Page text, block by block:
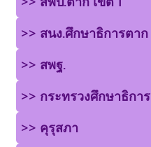
>> สนง.ศึกษาธิการตาก
>> สพฐ.
>> กระทรวงศึกษาธิการ
>> คุรุสภา